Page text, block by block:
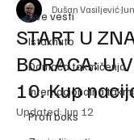
Sve vesti
Istaknuto
Domaća takmičenja
Internacionalna
Profi boks
START U
BORACA: U
10. Kup
Dušan Vasiljević
Updated: Jun 12